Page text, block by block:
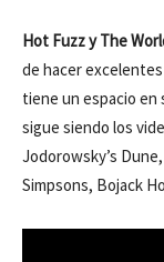
Hot Fuzz y The
de hacer
tiene un espacio en
sigue siendo los
Jodorowsky’s
Simpsons, Bojack